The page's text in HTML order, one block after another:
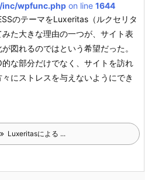
wpfunc.php on line 1644
のテーマをLuxeritas（ルクセリタ
みた大きな理由の一つが、サイト表
図れるのではという希望だった。
的な部分だけでなく、サイトを訪れ
にストレスを与えないようにでき
Luxeritasによる ...